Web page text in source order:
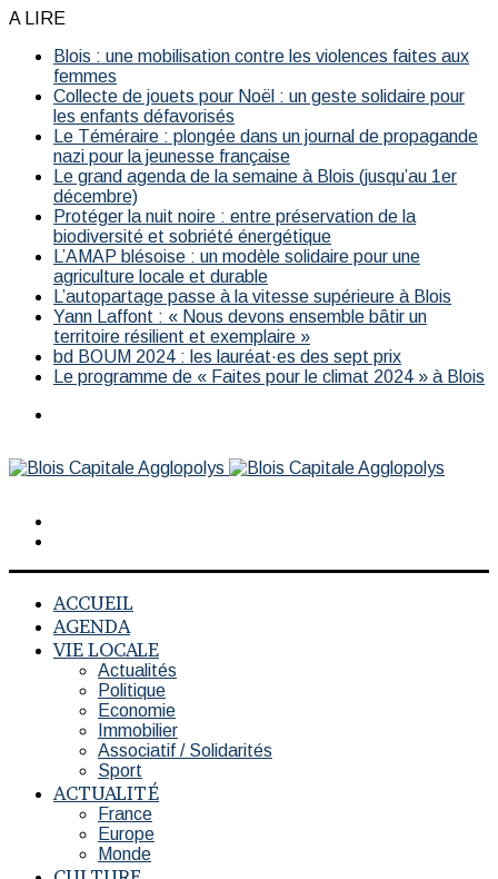
A LIRE
Blois : une mobilisation contre les violences faites aux
femmes
Collecte de jouets pour Noël : un geste solidaire pour
les enfants défavorisés
Le Téméraire : plongée dans un journal de propagande
nazi pour la jeunesse française
Le grand agenda de la semaine à Blois (jusqu’au 1er
décembre)
Protéger la nuit noire : entre préservation de la
biodiversité et sobriété énergétique
L’AMAP blésoise : un modèle solidaire pour une
agriculture locale et durable
L’autopartage passe à la vitesse supérieure à Blois
Yann Laffont : « Nous devons ensemble bâtir un
territoire résilient et exemplaire »
bd BOUM 2024 : les lauréat·es des sept prix
Le programme de « Faites pour le climat 2024 » à Blois
ACCUEIL
AGENDA
VIE LOCALE
Actualités
Politique
Economie
Immobilier
Associatif / Solidarités
Sport
ACTUALITÉ
France
Europe
Monde